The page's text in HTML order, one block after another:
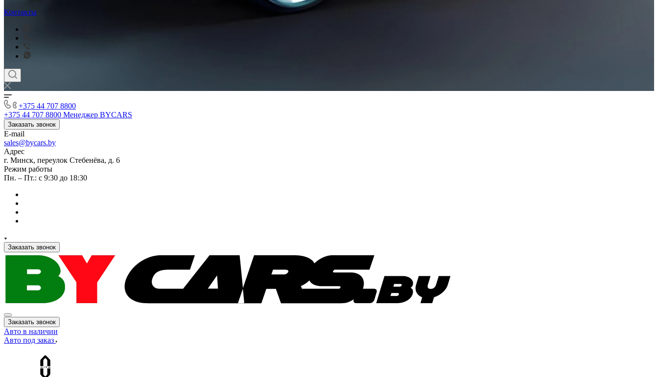
Контакты
+375 44 707 8800
+375 44 707 8800 Менеджер BYCARS
Заказать звонок
E-mail
sales@bycars.by
Адрес
г. Минск, переулок Стебенёва, д. 6
Режим работы
Пн. – Пт.: с 9:30 до 18:30
Заказать звонок
Заказать звонок
Авто в наличии
Авто под заказ